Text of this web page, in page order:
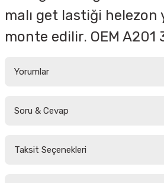
malı get lastiği helezon
monte edilir. OEM A201
Yorumlar
Soru & Cevap
Taksit Seçenekleri